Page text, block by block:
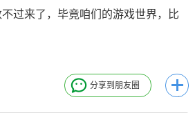
过来了，毕竟咱们的游戏世界，比
分享到朋友圈